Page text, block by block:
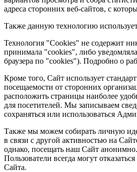
адреса сторонних веб-сайтов, с
Также данную технологию
Технология "Cookies" не содержит
принимала "cookies", либо
браузера по "cookies"). Подробно о
Кроме того, Сайт использует
посещаемости от сторонних
расположить страницы наиболее
для посетителей. Мы записываем
сохраняться или использоваться
Также мы можем собирать личную
в связи с другой активностью на
однако, посещать наш Сайт
Пользователи всегда могут
Сайта.